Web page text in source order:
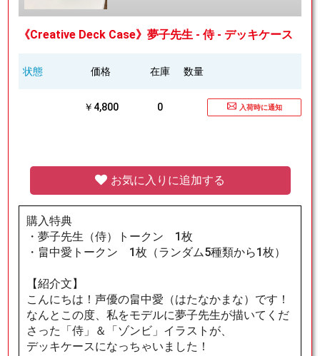
《Creative Deck Case》夢子先生 - 侍 - デッキケース
状態 価格 在庫 数量
￥4,800 0 入荷時に通知
お気に入りに追加する
購入特典
・夢子先生（侍）トークン 1枚
・畠中愛トークン 1枚（ランダム5種類から1枚）
【紹介文】
こんにちは！声優の畠中愛（はたなかまな）です！
なんとこの度、私をモデルに夢子先生が描いてくだ
さった「侍」＆「ゾンビ」イラストが、
デッキケースになっちゃいました！